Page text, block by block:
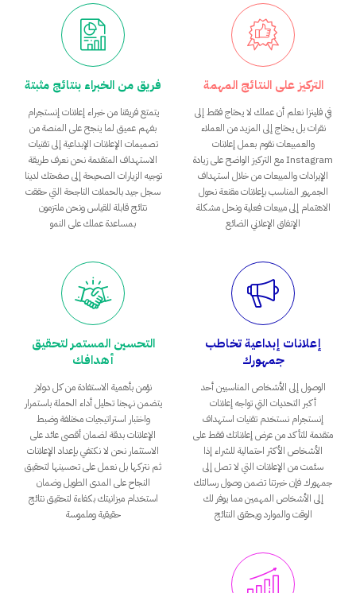
التركيز على النتائج المهمة
في فلينزا نعلم أن عملك لا يحتاج فقط إلى
نقرات بل يحتاج إلى المزيد من العملاء
والعمبيعات نقوم بعمل إعلانات
Instagram مع التركيز الواضح على زيادة
الإيرادات والمبيعات من خلال استهداف
الجمهور المناسب بإعلانات مقنعة نحول
الاهتمام إلى مبيعات فعلية ونحل مشكلة
الإنفاق الإعلاني الضائع
فريق من الخبراء بنتائج مثبتة
يتمتع فريقنا من خبراء إعلانات إنستجرام
بفهم عميق لما ينجح على المنصة من
تصميمات الإعلانات الإبداعية إلى تقنيات
الاستهداف المتقدمة نحن نعرف طريقة
توجيه الزيارات الصحيحة إلى صفحتك لدينا
سجل جيد بالحملات الناجحة التي حققت
نتائج قابلة للقياس ونحن ملتزمون
بمساعدة عملك على النمو
إعلانات إبداعية تخاطب
جمهورك
الوصول إلى الأشخاص المناسبين أحد
أكبر التحديات التي تواجه إعلانات
إنستجرام نستخدم تقنيات استهداف
متقدمة للتأكد من عرض إعلاناتك فقط على
الأشخاص الأكثر احتمالية للشراء إذا
سئمت من الإعلانات التي لا تصل إلى
جمهورك فإن خبرتنا تضمن وصول رسالتك
إلى الأشخاص المهمين مما يوفر لك
الوقت والموارد ويحقق النتائج
التحسين المستمر لتحقيق
أهدافك
نؤمن بأهمية الاستفادة من كل دولار
يتضمن نهجنا تحليل أداء الحملة باستمرار
واختبار استراتيجيات مختلفة وضبط
الإعلانات بدقة لضمان أقصى عائد على
الاستثمار نحن لا نكتفي بإعداد الإعلانات
ثم نتركها بل نعمل على تحسينها لتحقيق
النجاح على المدى الطويل وضمان
استخدام ميزانيتك بكفاءة لتحقيق نتائج
حقيقية وملموسة